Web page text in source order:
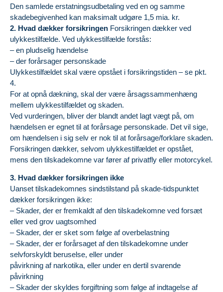
Den samlede erstatningsudbetaling ved en og samme
skadebegivenhed kan maksimalt udgøre 1,5 mia. kr.
2. Hvad dækker forsikringen Forsikringen dækker ved
ulykkestilfælde. Ved ulykkestilfælde forstås:
– en pludselig hændelse
– der forårsager personskade
Ulykkestilfældet skal være opstået i forsikringstiden – se pkt.
4.
For at opnå dækning, skal der være årsagssammenhæng
mellem ulykkestilfældet og skaden.
Ved vurderingen, bliver der blandt andet lagt vægt på, om
hændelsen er egnet til at forårsage personskade. Det vil sige,
om hændelsen i sig selv er nok til at forårsage/forklare skaden.
Forsikringen dækker, selvom ulykkestilfældet er opstået,
mens den tilskadekomne var fører af privatfly eller motorcykel.
3. Hvad dækker forsikringen ikke
Uanset tilskadekomnes sindstilstand på skade-tidspunktet
dækker forsikringen ikke:
– Skader, der er fremkaldt af den tilskadekomne ved forsæt
eller ved grov uagtsomhed
– Skader, der er sket som følge af overbelastning
– Skader, der er forårsaget af den tilskadekomne under
selvforskyldt beruselse, eller under
påvirkning af narkotika, eller under en dertil svarende
påvirkning
– Skader der skyldes forgiftning som følge af indtagelse af